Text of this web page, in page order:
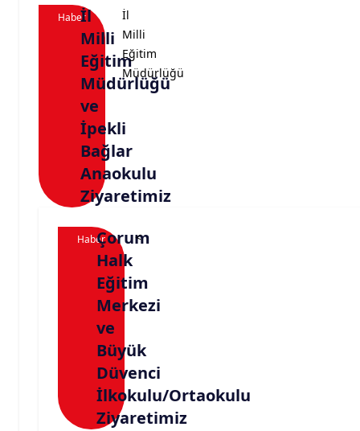
Haberİl
Milli
Eğitim
Müdürlüğü
ve
İpekli
Bağlar
Anaokulu
Ziyaretimiz
İl
Milli
Eğitim
Müdürlüğü
HaberÇorum
Halk
Eğitim
Merkezi
ve
Büyük
Düvenci
İlkokulu/Ortaokulu
Ziyaretimiz
<